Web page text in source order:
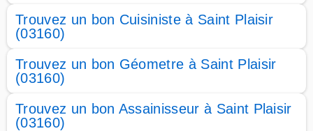
Trouvez un bon Cuisiniste à Saint Plaisir
(03160)
Trouvez un bon Géometre à Saint Plaisir
(03160)
Trouvez un bon Assainisseur à Saint Plaisir
(03160)